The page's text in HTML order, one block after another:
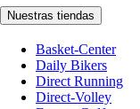
Nuestras tiendas
Basket-Center
Daily Bikers
Direct Running
Direct-Volley